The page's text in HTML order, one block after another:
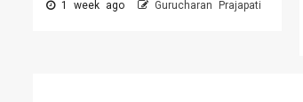
1 week ago Gurucharan Prajapati